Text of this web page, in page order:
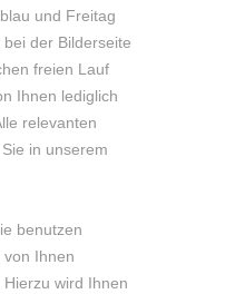
und Freitag
der Bilderseite
freien Lauf
Ihnen lediglich
relevanten
in unserem
benutzen
Ihnen
wird Ihnen